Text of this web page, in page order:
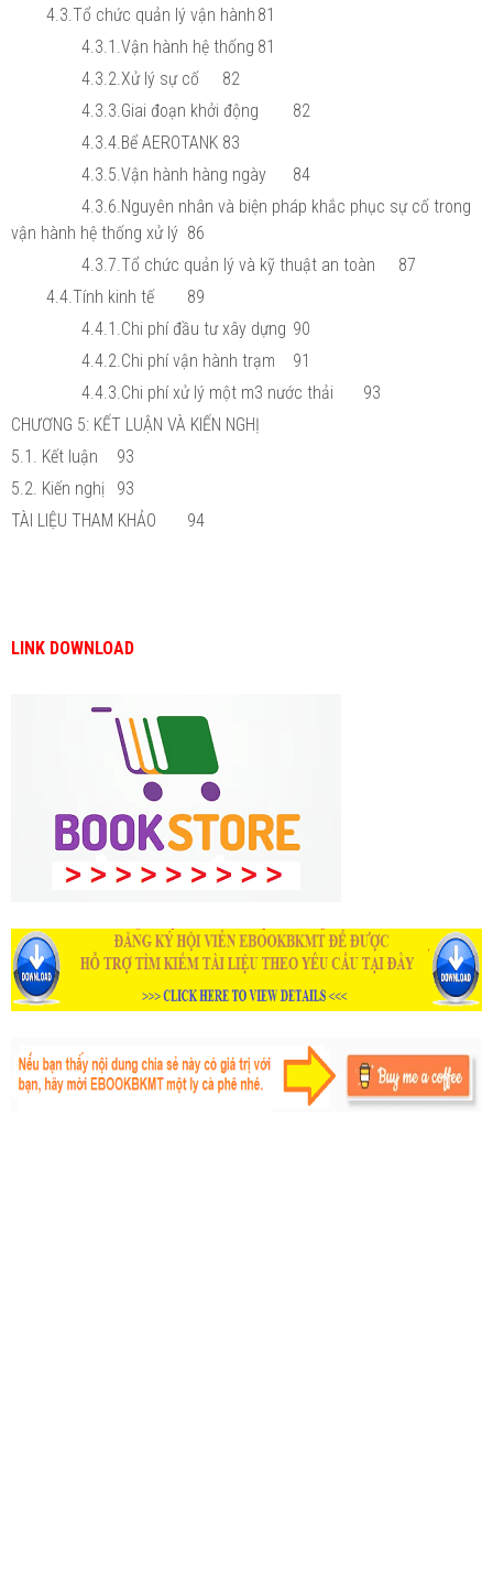
4.3.Tổ chức quản lý vận hành 81
4.3.1.Vận hành hệ thống 81
4.3.2.Xử lý sự cố
82
4.3.3.Giai đoạn khởi động
82
4.3.4.Bể AEROTANK 83
4.3.5.Vận hành hàng ngày
84
4.3.6.Nguyên nhân và biện pháp khắc phục sự cố trong
vận hành hệ thống xử lý 86
4.3.7.Tổ chức quản lý và kỹ thuật an toàn
87
4.4.Tính kinh tế
89
4.4.1.Chi phí đầu tư xây dựng 90
4.4.2.Chi phí vận hành trạm
91
4.4.3.Chi phí xử lý một m3 nước thải
93
CHƯƠNG 5: KẾT LUẬN VÀ KIẾN NGHỊ
5.1. Kết luận
93
5.2. Kiến nghị
93
TÀI LIỆU THAM KHẢO
94
LINK DOWNLOAD